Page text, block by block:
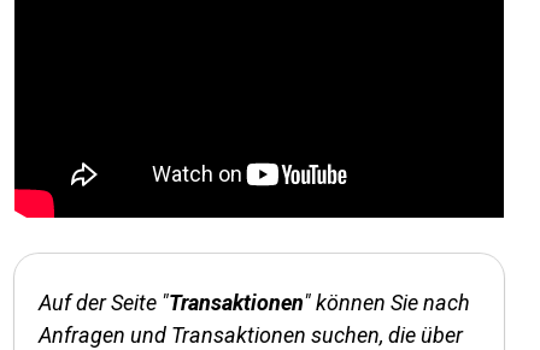
Auf der Seite "Transaktionen" können Sie nach
Anfragen und Transaktionen suchen, die über